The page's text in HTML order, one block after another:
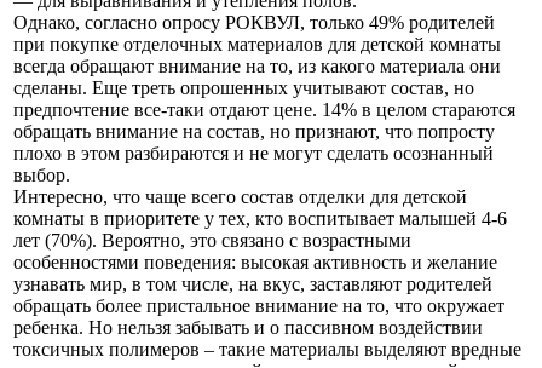
Однако, согласно опросу РОКВУЛ, только 49% родителей
при покупке отделочных материалов для детской комнаты
всегда обращают внимание на то, из какого материала они
сделаны. Еще треть опрошенных учитывают состав, но
предпочтение все-таки отдают цене. 14% в целом стараются
обращать внимание на состав, но признают, что попросту
плохо в этом разбираются и не могут сделать осознанный
выбор.
Интересно, что чаще всего состав отделки для детской
комнаты в приоритете у тех, кто воспитывает малышей 4-6
лет (70%). Вероятно, это связано с возрастными
особенностями поведения: высокая активность и желание
узнавать мир, в том числе, на вкус, заставляют родителей
обращать более пристальное внимание на то, что окружает
ребенка. Но нельзя забывать и о пассивном воздействии
токсичных полимеров – такие материалы выделяют вредные